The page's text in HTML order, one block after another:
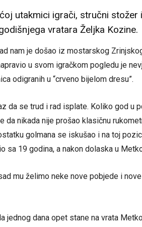
utakmici igrači, stručni stožer
vratara Željka Kozine.
nam je došao iz mostarskog
u svom igračkom pogledu je
odigranih u “crveno bijelom dresu”.
da se trud i rad isplate. Koliko god u
nikada nije prošao klasičnu
golmana se iskušao i na toj
sa 19 godina, a nakon dolaska u
mu želimo neke nove pobjede i
jednog dana opet stane na vrata